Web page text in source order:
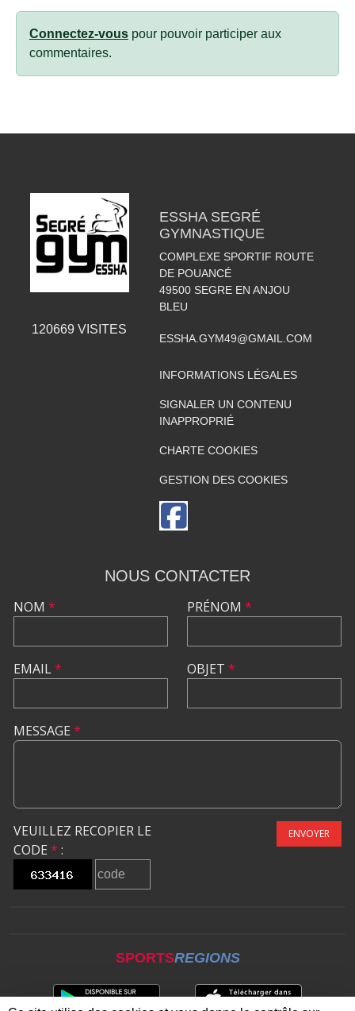
Connectez-vous pour pouvoir participer aux
commentaires.
120669 VISITES
ESSHA SEGRÉ
GYMNASTIQUE
COMPLEXE SPORTIF ROUTE
DE POUANCÉ
49500 SEGRE EN ANJOU
BLEU
ESSHA.GYM49@GMAIL.COM
INFORMATIONS LÉGALES
SIGNALER UN CONTENU
INAPPROPRIÉ
CHARTE COOKIES
GESTION DES COOKIES
NOUS CONTACTER
NOM *
EMAIL*
PRÉNOM *
OBJET *
MESSAGE *
VEUILLEZ RECOPIER LE
CODE * :
ENVOYER
SPORTSREGIONS